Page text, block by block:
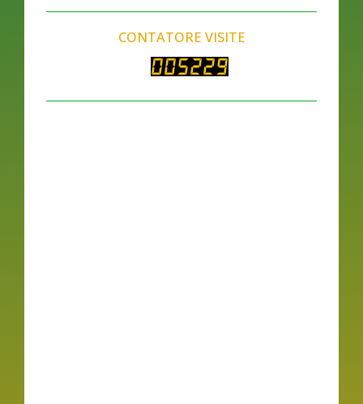
CONTATORE VISITE